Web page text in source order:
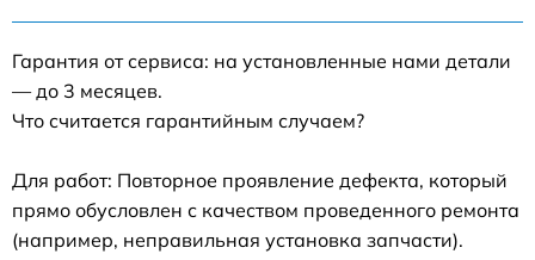
Гарантия от сервиса: на установленные нами детали
— до 3 месяцев.
Что считается гарантийным случаем?
Для работ: Повторное проявление дефекта, который
прямо обусловлен с качеством проведенного ремонта
(например, неправильная установка запчасти).